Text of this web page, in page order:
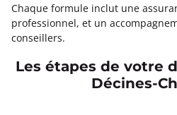
Chaque formule inclut une
professionnel, et un
conseillers.
Les étapes de votre
Décines-